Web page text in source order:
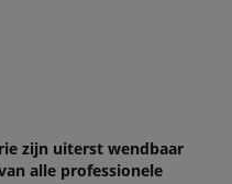
zijn uiterst wendbaar
alle professionele